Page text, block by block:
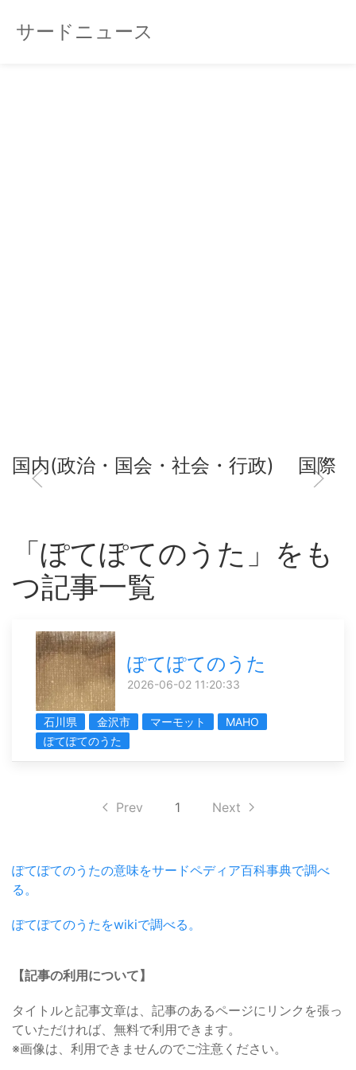
サードニュース
国内(政治・国会・社会・行政) 国際
「ぽてぽてのうた」をも
つ記事一覧
ぽてぽてのうた
2026-06-02 11:20:33
石川県 金沢市 マーモット
MAHO
ぽてぽてのうた
Prev 1 Next
ぽてぽてのうたの意味をサードペディア百科事典で調べ
る。
ぽてぽてのうたをwikiで調べる。
【記事の利用について】
タイトルと記事文章は、記事のあるページにリンクを張っ
ていただければ、無料で利用できます。
※画像は、利用できませんのでご注意ください。